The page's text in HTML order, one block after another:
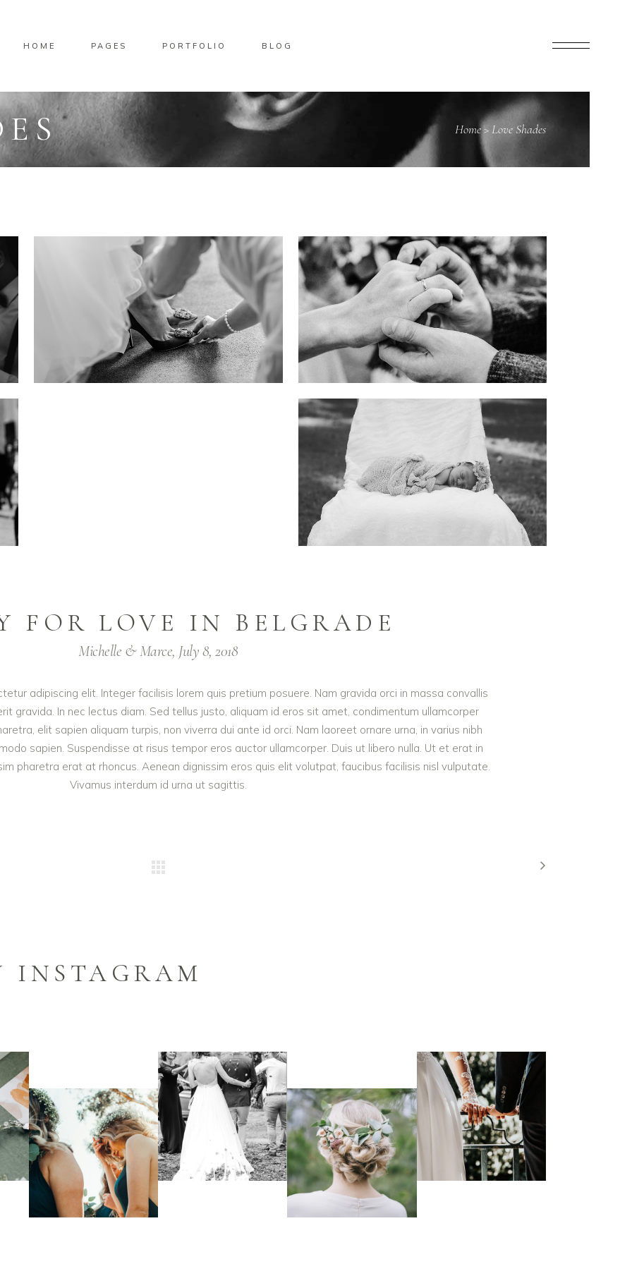
HOME PAGES PORTFOLIO BLOG
Home>Love Shades
FOR LOVE IN BELGRADE
Michelle & Marce, July 8, 2018
adipiscing elit. Integer facilisis lorem quis pretium posuere. Nam gravida orci in massa convallis
gravida. In nec lectus diam. Sed tellus justo, aliquam id eros sit amet, condimentum ullamcorper
elit sapien aliquam turpis, non viverra dui ante id orci. Nam laoreet ornare urna, in varius nibh
sapien. Suspendisse at risus tempor eros auctor ullamcorper. Duis ut libero nulla. Ut et erat in
pharetra erat at rhoncus. Aenean dignissim eros quis elit volutpat, faucibus facilisis nisl vulputate.
Vivamus interdum id urna ut sagittis.
INSTAGRAM